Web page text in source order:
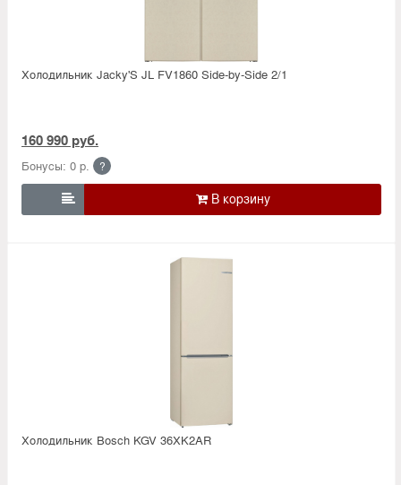
Холодильник Jacky'S JL FV1860 Side-by-Side 2/1
160 990 руб.
Бонусы: 0 р. ?

Холодильник Bosсh KGV 36XK2AR